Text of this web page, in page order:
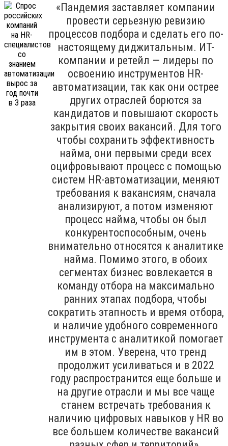
«Пандемия заставляет компании
провести серьезную ревизию
процессов подбора и сделать его по-
настоящему диджитальным. ИТ-
компании и ретейл — лидеры по
освоению инструментов HR-
автоматизации, так как они острее
других отраслей борются за
кандидатов и повышают скорость
закрытия своих вакансий. Для того
чтобы сохранить эффективность
найма, они первыми среди всех
оцифровывают процесс с помощью
систем HR-автоматизации, меняют
требования к вакансиям, сначала
анализируют, а потом изменяют
процесс найма, чтобы он был
конкурентоспособным, очень
внимательно относятся к аналитике
найма. Помимо этого, в обоих
сегментах бизнес вовлекается в
команду отбора на максимально
ранних этапах подбора, чтобы
сократить этапность и время отбора,
и наличие удобного современного
инструмента с аналитикой помогает
им в этом. Уверена, что тренд
продолжит усиливаться и в 2022
году распространится еще больше и
на другие отрасли и мы все чаще
станем встречать требования к
наличию цифровых навыков у HR во
все большем количестве вакансий